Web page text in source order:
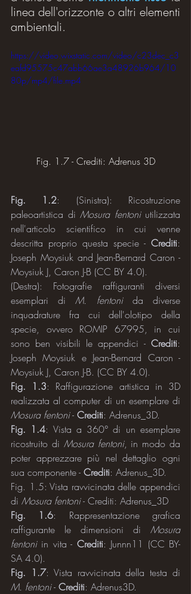
linea dell'orizzonte o altri elementi
ambientali.
https://video.wixstatic.com/video/c23dec_c3
eafd95575c47abb66ae3a48926b964/10
80p/mp4/file.mp4
Fig. 1.7 - Crediti: Adrenus 3D
Fig. 1.2: (Sinistra): Ricostruzione
paleoartistica di Mosura fentoni utilizzata
nell'articolo scientifico in cui venne
descritta proprio questa specie - Crediti:
Joseph Moysiuk and Jean-Bernard Caron -
Moysiuk J, Caron J-B (CC BY 4.0).
(Destra): Fotografie raffiguranti diversi
esemplari di M. fentoni da diverse
inquadrature fra cui dell'olotipo della
specie, ovvero ROMIP 67995, in cui
sono ben visibili le appendici - Crediti:
Joseph Moysiuk e Jean-Bernard Caron -
Moysiuk J, Caron J-B. (CC BY 4.0).
Fig. 1.3: Raffigurazione artistica in 3D
Mosura fentoni - Crediti: Adrenus_3D.
Fig. 1.4: Vista a 360° di un esemplare
ricostruito di Mosura fentoni, in modo da
poter apprezzare più nel dettaglio ogni
sua componente - Crediti: Adrenus_3D.
Fig. 1.5: Vista ravvicinata delle appendici
di Mosura fentoni - Crediti: Adrenus_3D
Fig. 1.6: Rappresentazione grafica
raffigurante le dimensioni di Mosura
fentoni in vita - Crediti: Junnn11 (CC BY-
SA 4.0).
Fig. 1.7
M. fentoni - Crediti: Adrenus3D.